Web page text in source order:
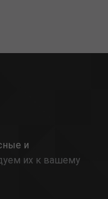
и
их к вашему